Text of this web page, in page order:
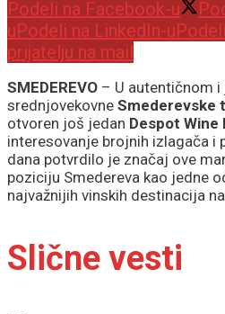
Podeli na Facebook-u
u Podeli na LinkedIn-u
prijatelju na mail
SMEDEREVO – U autentičnom
srednjovekovne Smederevske
otvoren još jedan Despot Wine
interesovanje brojnih izlagača i
dana potvrdilo je značaj ove
poziciju Smedereva kao jedne
najvažnijih vinskih destinacija
Slične vesti